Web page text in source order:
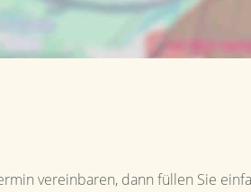
vereinbaren, dann füllen Sie